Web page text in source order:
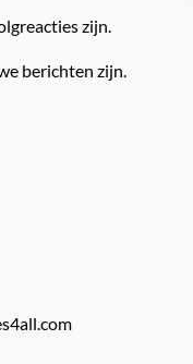
zijn.
berichten zijn.